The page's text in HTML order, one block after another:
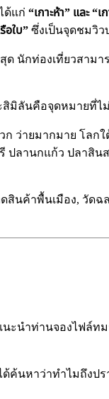
ด้แก่ “เกาะห้า” และ “เ
อใบ” ซึ่งเป็นจุดชมวิว
นักท่องเที่ยวสาม
สิมิลันคือจุดหมายที่ไ
ว่ายมากมาย โล
ปลานกแก้ว ปลา
นค้าพื้นเมือง, วัด
นำท่านจองไฟล์ท
ค้นหาว่าทำไมถึงปร